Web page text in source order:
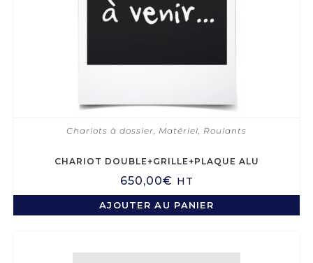
Chariots à dossier, Matériel, Roulants
CHARIOT DOUBLE+GRILLE+PLAQUE ALU
650,00€ HT
AJOUTER AU PANIER